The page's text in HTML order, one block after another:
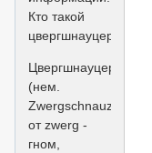
Кто такой
цвергшнауцер.
Цвергшнауцер
(нем.
Zwergschnauzer
от zwerg -
гном,